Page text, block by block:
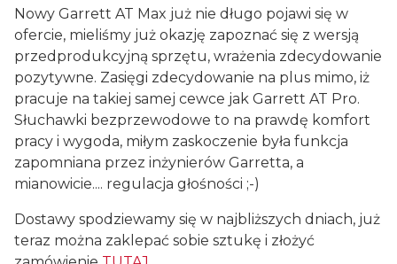
Nowy Garrett AT Max już nie długo pojawi się w
ofercie, mieliśmy już okazję zapoznać się z wersją
przedprodukcyjną sprzętu, wrażenia zdecydowanie
pozytywne. Zasięgi zdecydowanie na plus mimo, iż
pracuje na takiej samej cewce jak Garrett AT Pro.
Słuchawki bezprzewodowe to na prawdę komfort
pracy i wygoda, miłym zaskoczenie była funkcja
zapomniana przez inżynierów Garretta, a
mianowicie.... regulacja głośności ;-)
Dostawy spodziewamy się w najbliższych dniach, już
teraz można zaklepać sobie sztukę i złożyć